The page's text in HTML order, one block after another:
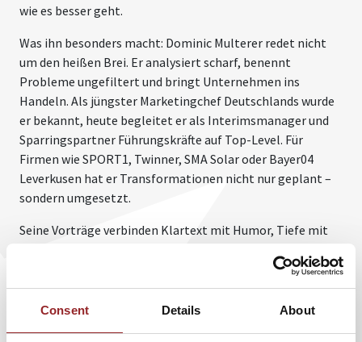
Consent Details About
wie es besser geht.
Was ihn besonders macht: Dominic Multerer redet nicht
um den heißen Brei. Er analysiert scharf, benennt
Probleme ungefiltert und bringt Unternehmen ins
Handeln. Als jüngster Marketingchef Deutschlands wurde
er bekannt, heute begleitet er als Interimsmanager und
Sparringspartner Führungskräfte auf Top-Level. Für
Firmen wie SPORT1, Twinner, SMA Solar oder Bayer04
Leverkusen hat er Transformationen nicht nur geplant –
sondern umgesetzt.
Seine Vorträge verbinden Klartext mit Humor, Tiefe mit
Dominic Multerer buchen, holen sich einen Impulsgeber
mit echter Umsetzungserfahrung – und einen Redner, der
nicht nur inspiriert, sondern Veränderung nachhaltig in